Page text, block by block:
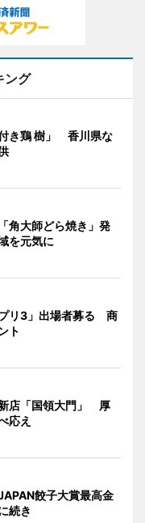
ング
き鶏 樹」 香川県な
角大師どら焼き」発
を元気に
リ3」出場者募る 商
ト
店「国領大門」 厚
応え
餃子大賞最高金
続き